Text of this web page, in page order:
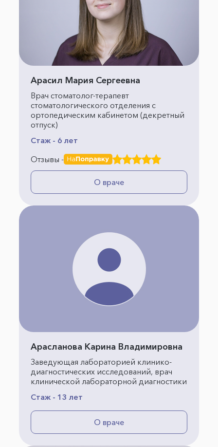
Арасил Мария Сергеевна
Врач стоматолог-терапевт
стоматологического отделения с
ортопедическим кабинетом (декретный
отпуск)
Стаж - 6 лет
Отзывы -
О враче
Арасланова Карина Владимировна
Заведующая лабораторией клинико-
диагностических исследований, врач
клинической лабораторной диагностики
Стаж - 13 лет
О враче